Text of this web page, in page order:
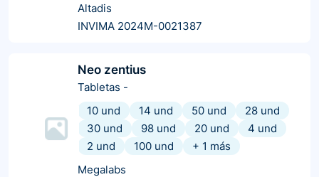
Altadis
INVIMA 2024M-0021387
Neo zentius
Tabletas -
10 und
14 und 50 und
28 und
30 und
98 und 20 und
4 und
2 und
100 und + 1 más
Megalabs